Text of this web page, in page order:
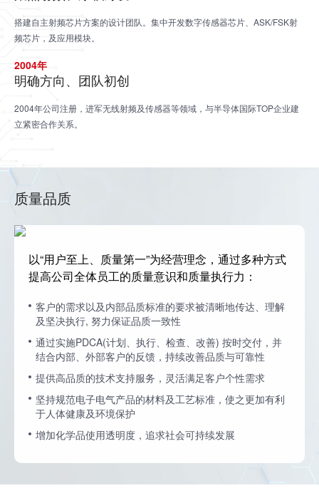
搭建自主射频芯片方案的设计团队。集中开发数字传感器芯片、ASK/FSK射
频芯片，及应用模块。
2004年
明确方向、团队初创
2004年公司注册，进军无线射频及传感器等领域，与半导体国际TOP企业建
立紧密合作关系。
质量品质
以“用户至上、质量第一”为经营理念，通过多种方式
提高公司全体员工的质量意识和质量执行力：
客户的需求以及内部品质标准的要求被清晰地传达、理解
及坚决执行, 努力保证品质一致性
通过实施PDCA(计划、执行、检查、改善) 按时交付，并
结合内部、外部客户的反馈，持续改善品质与可靠性
提供高品质的技术支持服务，灵活满足客户个性需求
坚持规范电子电气产品的材料及工艺标准，使之更加有利
于人体健康及环境保护
增加化学品使用透明度，追求社会可持续发展